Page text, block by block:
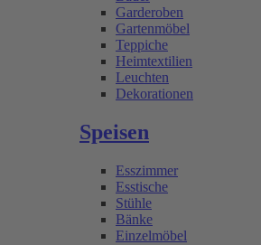
Garderoben
Gartenmöbel
Teppiche
Heimtextilien
Leuchten
Dekorationen
Speisen
Esszimmer
Esstische
Stühle
Bänke
Einzelmöbel